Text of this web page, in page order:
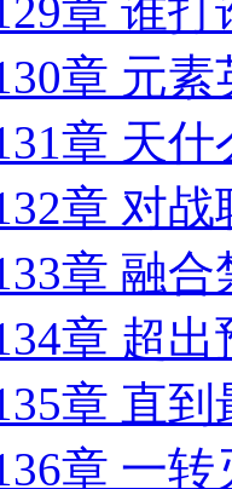
章 谁打
章 元
章 天
章 对
章 融
章 超出
章 直
章 一转